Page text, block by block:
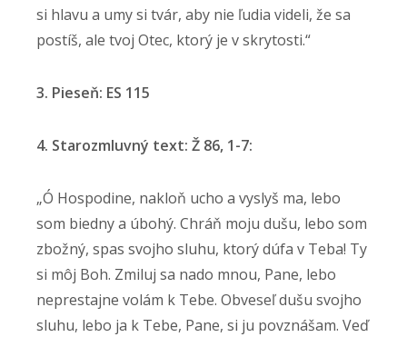
si hlavu a umy si tvár, aby nie ľudia videli, že sa
postíš, ale tvoj Otec, ktorý je v skrytosti.“
3. Pieseň: ES 115
4. Starozmluvný text: Ž 86, 1-7:
„Ó Hospodine, nakloň ucho a vyslyš ma, lebo
som biedny a úbohý. Chráň moju dušu, lebo som
zbožný, spas svojho sluhu, ktorý dúfa v Teba! Ty
si môj Boh. Zmiluj sa nado mnou, Pane, lebo
neprestajne volám k Tebe. Obveseľ dušu svojho
sluhu, lebo ja k Tebe, Pane, si ju povznášam. Veď